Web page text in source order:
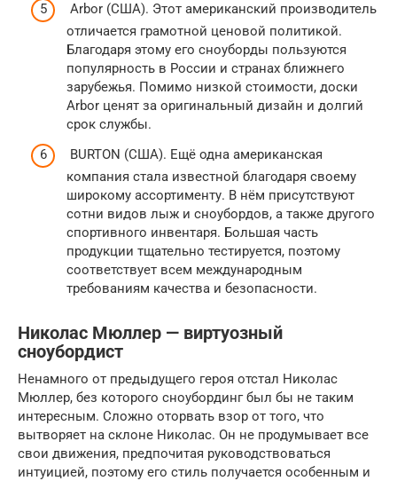
Arbor (США). Этот американский производитель
отличается грамотной ценовой политикой.
Благодаря этому его сноуборды пользуются
популярность в России и странах ближнего
зарубежья. Помимо низкой стоимости, доски
Arbor ценят за оригинальный дизайн и долгий
срок службы.
BURTON (США). Ещё одна американская
компания стала известной благодаря своему
широкому ассортименту. В нём присутствуют
сотни видов лыж и сноубордов, а также другого
спортивного инвентаря. Большая часть
продукции тщательно тестируется, поэтому
соответствует всем международным
требованиям качества и безопасности.
Николас Мюллер — виртуозный
сноубордист
Ненамного от предыдущего героя отстал Николас
Мюллер, без которого сноубординг был бы не таким
интересным. Сложно оторвать взор от того, что
вытворяет на склоне Николас. Он не продумывает все
свои движения, предпочитая руководствоваться
интуицией, поэтому его стиль получается особенным и